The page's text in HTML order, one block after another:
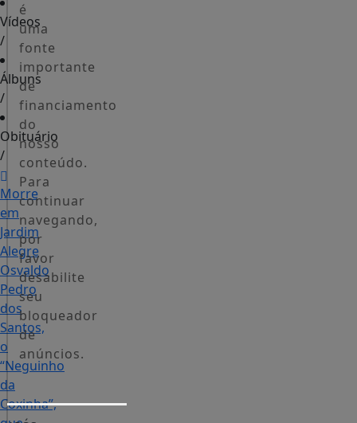
Vídeos
/
Álbuns
/
Obituário
/
Morre
em
Jardim
Alegre
Osvaldo
Pedro
dos
Santos,
o
“Neguinho
da
Coxinha”,
é
uma
fonte
importante
de
financiamento
do
nosso
conteúdo.
Para
continuar
navegando,
por
favor
desabilite
seu
bloqueador
de
anúncios.